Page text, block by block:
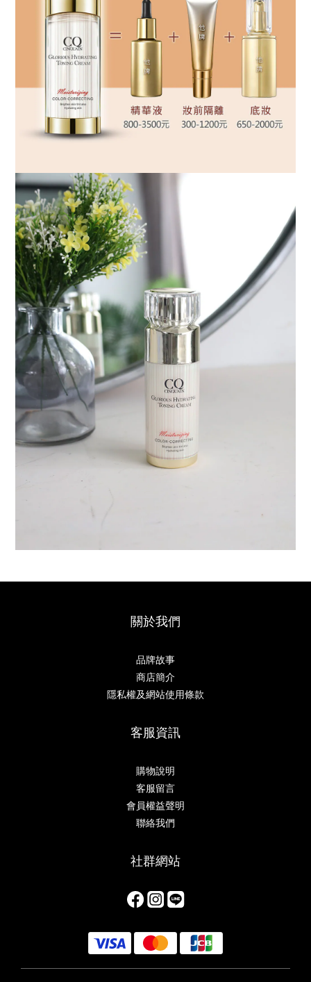
關於我們
品牌故事
商店簡介
隱私權及網站使用條款
客服資訊
購物說明
客服留言
會員權益聲明
聯絡我們
社群網站